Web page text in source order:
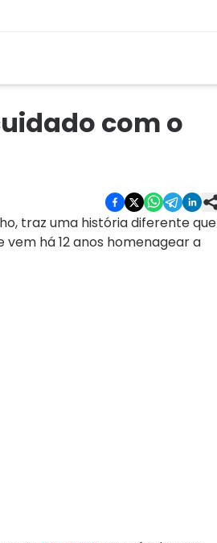
com o
traz uma história diferente que
vem há 12 anos homenagear a